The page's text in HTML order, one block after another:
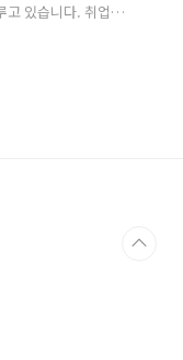
고 있습니다. 취업준
그렇다고 여기서
주시청 구인구직 방